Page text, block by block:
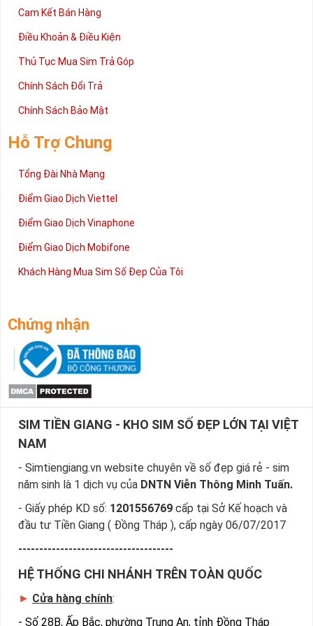
Cam Kết Bán Hàng
Điều Khoản & Điều Kiện
Thủ Tục Mua Sim Trả Góp
Chính Sách Đổi Trả
Chính Sách Bảo Mật
Hỗ Trợ Chung
Tổng Đài Nhà Mạng
Điểm Giao Dịch Viettel
Điểm Giao Dịch Vinaphone
Điểm Giao Dịch Mobifone
Khách Hàng Mua Sim Số Đẹp Của Tôi
Chứng nhận
SIM TIỀN GIANG - KHO SIM SỐ ĐẸP LỚN TẠI VIỆT
NAM
- Simtiengiang.vn website chuyên về số đẹp giá rẻ - sim
năm sinh là 1 dịch vụ của DNTN Viễn Thông Minh Tuấn.
- Giấy phép KD số: 1201556769 cấp tại Sở Kế hoạch và
đầu tư Tiền Giang ( Đồng Tháp ), cấp ngày 06/07/2017
-------------------------------------
HỆ THỐNG CHI NHÁNH TRÊN TOÀN QUỐC
► Cửa hàng chính:
- Số 28B, Ấp Bắc, phường Trung An, tỉnh Đồng Tháp